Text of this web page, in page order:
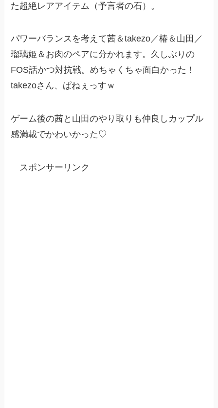
た超絶レアアイテム（予言者の石）。
パワーバランスを考えて茜＆takezo／椿＆山田／
瑠璃姫＆お肉のペアに分かれます。久しぶりの
FOS話かつ対抗戦。めちゃくちゃ面白かった！
takezoさん、ぱねぇっすｗ
ゲーム後の茜と山田のやり取りも仲良しカップル
感満載でかわいかった♡
スポンサーリンク